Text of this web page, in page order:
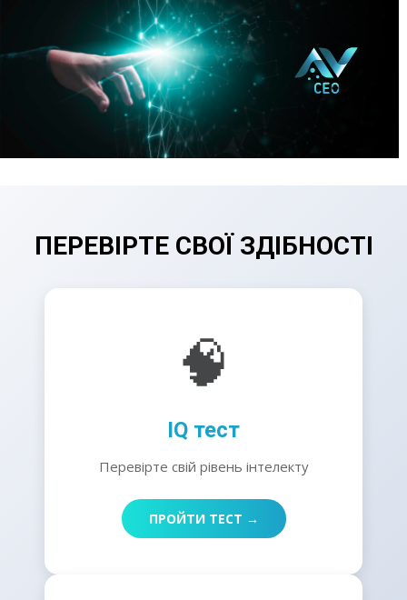
ПЕРЕВІРТЕ СВОЇ ЗДІБНОСТІ
🧠
IQ тест
Перевірте свій рівень інтелекту
ПРОЙТИ ТЕСТ →